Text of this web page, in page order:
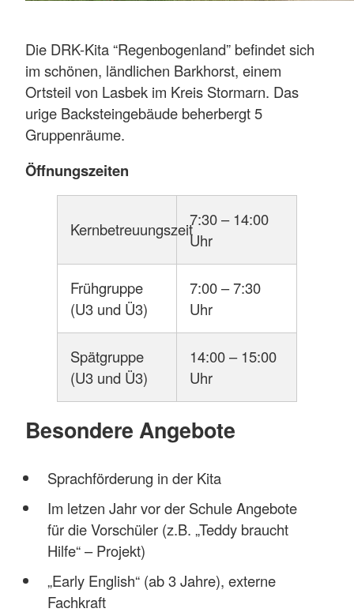
Die DRK-Kita “Regenbogenland” befindet sich
im schönen, ländlichen Barkhorst, einem
Ortsteil von Lasbek im Kreis Stormarn. Das
urige Backsteingebäude beherbergt 5
Gruppenräume.
Öffnungszeiten
Kernbetreuungszeit7:30 – 14:00
Uhr
Frühgruppe
(U3 und Ü3)
7:00 – 7:30
Uhr
Spätgruppe
(U3 und Ü3)
14:00 – 15:00
Uhr
Besondere Angebote
Sprachförderung in der Kita
Im letzen Jahr vor der Schule Angebote
für die Vorschüler (z.B. „Teddy braucht
Hilfe“ – Projekt)
„Early English“ (ab 3 Jahre), externe
Fachkraft